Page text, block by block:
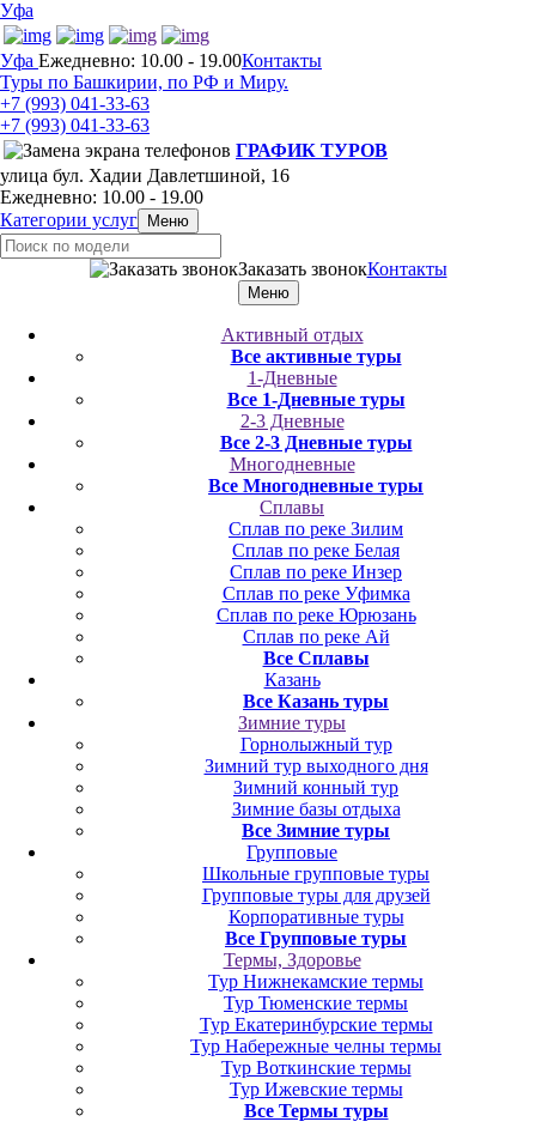
Уфа
Уфа Ежедневно: 10.00 - 19.00Контакты
Туры по Башкирии, по РФ и Миру.
+7 (993) 041-33-63
+7 (993) 041-33-63
ГРАФИК ТУРОВ
улица бул. Хадии Давлетшиной, 16
Ежедневно: 10.00 - 19.00
Категории услуг
Меню
Заказать звонокКонтакты
Меню
Активный отдых
Все активные туры
1-Дневные
Все 1-Дневные туры
2-3 Дневные
Все 2-3 Дневные туры
Многодневные
Все Многодневные туры
Сплавы
Сплав по реке Зилим
Сплав по реке Белая
Сплав по реке Инзер
Сплав по реке Уфимка
Сплав по реке Юрюзань
Сплав по реке Ай
Все Сплавы
Казань
Все Казань туры
Зимние туры
Горнолыжный тур
Зимний тур выходного дня
Зимний конный тур
Зимние базы отдыха
Все Зимние туры
Групповые
Школьные групповые туры
Групповые туры для друзей
Корпоративные туры
Все Групповые туры
Термы, Здоровье
Тур Нижнекамские термы
Тур Тюменские термы
Тур Екатеринбурские термы
Тур Набережные челны термы
Тур Воткинские термы
Тур Ижевские термы
Все Термы туры